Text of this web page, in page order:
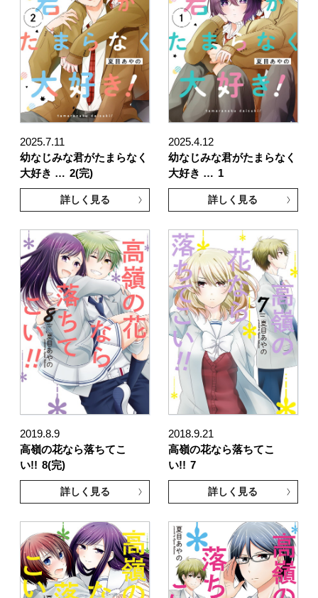
2025.7.11
幼なじみな君がたまらなく
大好き … 2(完)
詳しく見る
2025.4.12
幼なじみな君がたまらなく
大好き … 1
詳しく見る
2019.8.9
高嶺の花なら落ちてこ
い!! 8(完)
詳しく見る
2018.9.21
高嶺の花なら落ちてこ
い!! 7
詳しく見る